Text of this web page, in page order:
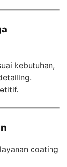
kebutuhan,
coating